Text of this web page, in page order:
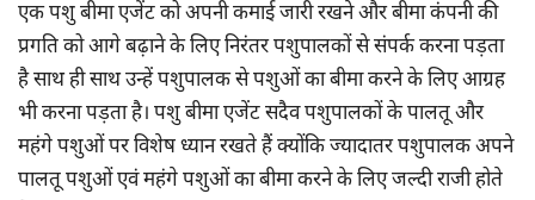
एक पशु बीमा एजेंट को अपनी कमाई जारी रखने और बीमा कंपनी की
प्रगति को आगे बढ़ाने के लिए निरंतर पशुपालकों से संपर्क करना पड़ता
है साथ ही साथ उन्हें पशुपालक से पशुओं का बीमा करने के लिए आग्रह
भी करना पड़ता है। पशु बीमा एजेंट सदैव पशुपालकों के पालतू और
महंगे पशुओं पर विशेष ध्यान रखते हैं क्योंकि ज्यादातर पशुपालक अपने
पालतू पशुओं एवं महंगे पशुओं का बीमा करने के लिए जल्दी राजी होते